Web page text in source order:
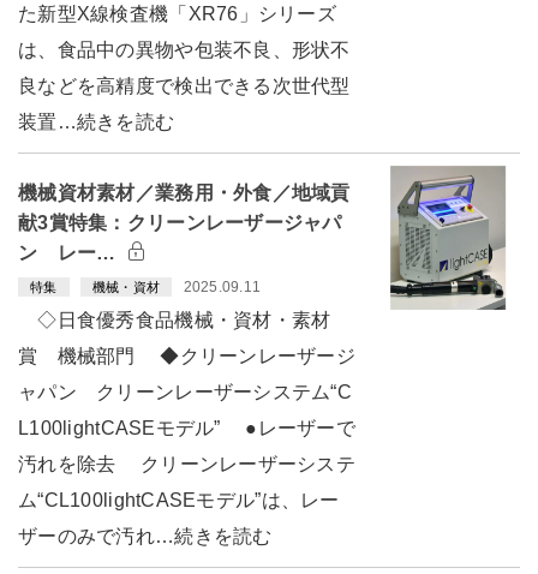
た新型X線検査機「XR76」シリーズ
は、食品中の異物や包装不良、形状不
良などを高精度で検出できる次世代型
装置…続きを読む
機械資材素材／業務用・外食／地域貢
献3賞特集：クリーンレーザージャパ
ン レー…
特集 機械・資材 2025.09.11
◇日食優秀食品機械・資材・素材
賞 機械部門 ◆クリーンレーザージ
ャパン クリーンレーザーシステム“C
L100lightCASEモデル” ●レーザーで
汚れを除去 クリーンレーザーシステ
ム“CL100lightCASEモデル”は、レー
ザーのみで汚れ…続きを読む